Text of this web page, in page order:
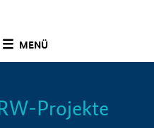
MENÜ
Info
Projekte